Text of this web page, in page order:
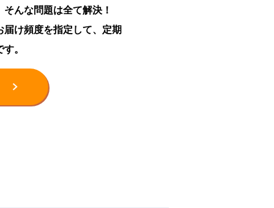
んな問題は全て解決！
け頻度を指定して、定期
。